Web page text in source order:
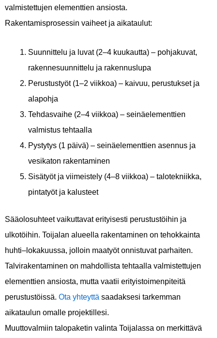
valmistettujen elementtien ansiosta.
Rakentamisprosessin vaiheet ja aikataulut:
Suunnittelu ja luvat (2–4 kuukautta) – pohjakuvat,
rakennesuunnittelu ja rakennuslupa
Perustustyöt (1–2 viikkoa) – kaivuu, perustukset ja
alapohja
Tehdasvaihe (2–4 viikkoa) – seinäelementtien
valmistus tehtaalla
Pystytys (1 päivä) – seinäelementtien asennus ja
vesikaton rakentaminen
Sisätyöt ja viimeistely (4–8 viikkoa) – talotekniikka,
pintatyöt ja kalusteet
Sääolosuhteet vaikuttavat erityisesti perustustöihin ja
ulkotöihin. Toijalan alueella rakentaminen on tehokkainta
huhti–lokakuussa, jolloin maatyöt onnistuvat parhaiten.
Talvirakentaminen on mahdollista tehtaalla valmistettujen
elementtien ansiosta, mutta vaatii erityistoimenpiteitä
perustustöissä. Ota yhteyttä saadaksesi tarkemman
aikataulun omalle projektillesi.
Muuttovalmiin talopaketin valinta Toijalassa on merkittävä